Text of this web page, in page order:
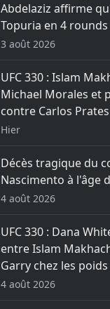
Abdelaziz affirme
Topuria en 4 rounds
3 août 2026
UFC 330 : Islam
Michael Morales et
contre Carlos Prates
Hier
Décès tragique du
Nascimento à l'âge
4 août 2026
UFC 330 : Dana
entre Islam
Garry chez les
4 août 2026